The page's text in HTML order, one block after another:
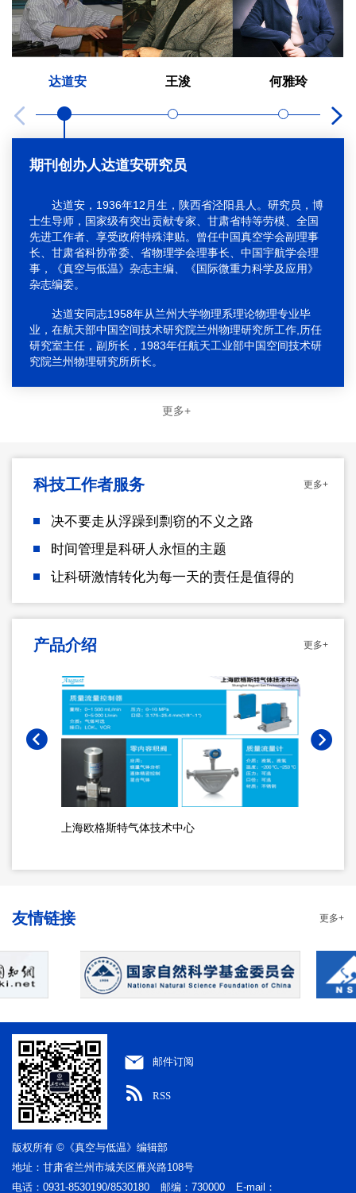
达道安 王浚 何雅玲
期刊创办人达道安研究员
达道安，1936年12月生，陕西省泾阳县人。研究员，博
士生导师，国家级有突出贡献专家、甘肃省特等劳模、全国
先进工作者、享受政府特殊津贴。曾任中国真空学会副理事
长、甘肃省科协常委、省物理学会理事长、中国宇航学会理
事，《真空与低温》杂志主编、《国际微重力科学及应用》
杂志编委。
达道安同志1958年从兰州大学物理系理论物理专业毕
业，在航天部中国空间技术研究院兰州物理研究所工作,历任
研究室主任，副所长，1983年任航天工业部中国空间技术研
究院兰州物理研究所所长。
更多+
科技工作者服务 更多+
决不要走从浮躁到剽窃的不义之路
时间管理是科研人永恒的主题
让科研激情转化为每一天的责任是值得的
产品介绍 更多+
上海欧格斯特气体技术中心
友情链接 更多+
邮件订阅
RSS
版权所有 ©《真空与低温》编辑部
地址：甘肃省兰州市城关区雁兴路108号
电话：0931-8530190/8530180
邮编：730000 E-mail：